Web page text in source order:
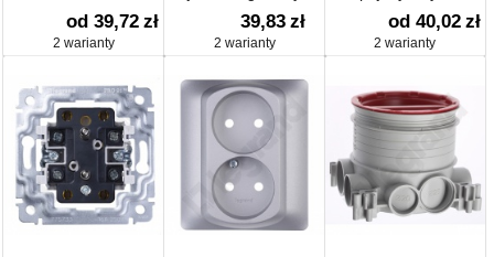
od 39,72 zł
2 warianty
podświetlany 10AX-
250V~
39,83 zł
2 warianty
bezbarwnym
okienkiem
podświetlenia
od 40,02 zł
2 warianty